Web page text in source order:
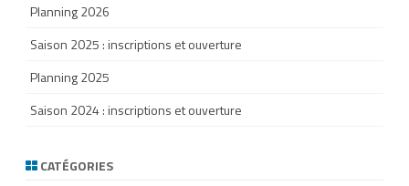
Planning 2026
Saison 2025 : inscriptions et ouverture
Planning 2025
Saison 2024 : inscriptions et ouverture
CATÉGORIES